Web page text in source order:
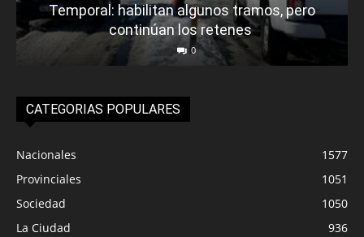
Temporal: habilitan algunos tramos, pero
continúan los retenes
0
CATEGORIAS POPULARES
Nacionales
1577
Provinciales
1051
Sociedad
1050
La Ciudad
936